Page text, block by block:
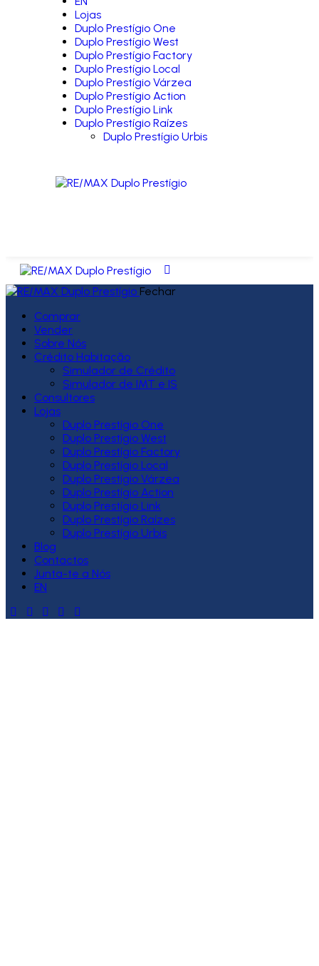
Lojas
Duplo Prestígio One
Duplo Prestígio West
Duplo Prestígio Factory
Duplo Prestígio Local
Duplo Prestígio Várzea
Duplo Prestígio Action
Duplo Prestígio Link
Duplo Prestígio Raízes
Duplo Prestígio Urbis
Fechar
Comprar
Vender
Sobre Nós
Crédito Habitação
Simulador de Crédito
Simulador de IMT e IS
Consultores
Lojas
Duplo Prestígio One
Duplo Prestígio West
Duplo Prestígio Factory
Duplo Prestígio Local
Duplo Prestígio Várzea
Duplo Prestígio Action
Duplo Prestígio Link
Duplo Prestígio Raízes
Duplo Prestígio Urbis
Blog
Contactos
Junta-te a Nós
EN